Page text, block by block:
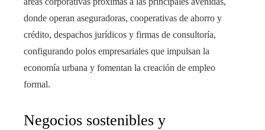
donde operan aseguradoras, cooperativas de ahorro y
crédito, despachos jurídicos y firmas de consultoría,
configurando polos empresariales que impulsan la
economía urbana y fomentan la creación de empleo
formal.
Negocios sostenibles y